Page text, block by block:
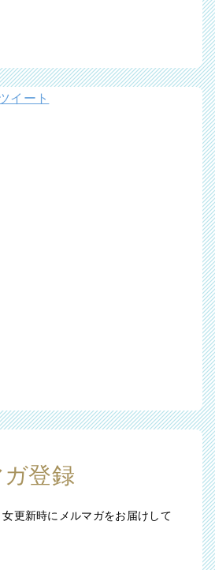
イート
登録
更新時にメルマガをお届けして